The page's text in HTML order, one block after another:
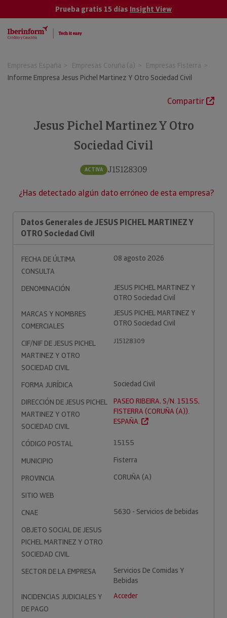
Prueba gratis 15 días Insight View
Empresas España Empresas Coruña (a)
Empresas Fisterra
Informe Empresa Jesus Pichel Martinez Y Otro Sociedad Civil
Compartir
Jesus Pichel Martinez Y Otro
Sociedad Civil
ACTIVA J15128309
¿Has detectado algún dato erróneo de esta empresa?
Datos Generales de JESUS PICHEL MARTINEZ Y
OTRO Sociedad Civil
FECHA DE ÚLTIMA
CONSULTA
08 agosto 2026
DENOMINACIÓN
JESUS PICHEL MARTINEZ Y
OTRO Sociedad Civil
MARCAS Y NOMBRES
COMERCIALES
JESUS PICHEL MARTINEZ Y
OTRO Sociedad Civil
CIF/NIF DE JESUS PICHEL
MARTINEZ Y OTRO
SOCIEDAD CIVIL
J15128309
FORMA JURÍDICA
Sociedad Civil
DIRECCIÓN DE JESUS PICHEL
MARTINEZ Y OTRO
SOCIEDAD CIVIL
PASEO RIBEIRA, S/N. 15155,
FISTERRA (CORUÑA (A)).
ESPAÑA.
CÓDIGO POSTAL
15155
MUNICIPIO
Fisterra
PROVINCIA
CORUÑA (A)
SITIO WEB
CNAE
5630 - Servicios de bebidas
OBJETO SOCIAL DE JESUS
PICHEL MARTINEZ Y OTRO
SOCIEDAD CIVIL
SECTOR DE LA EMPRESA
Servicios De Comidas Y
Bebidas
INCIDENCIAS JUDICIALES Y
DE PAGO
Acceder